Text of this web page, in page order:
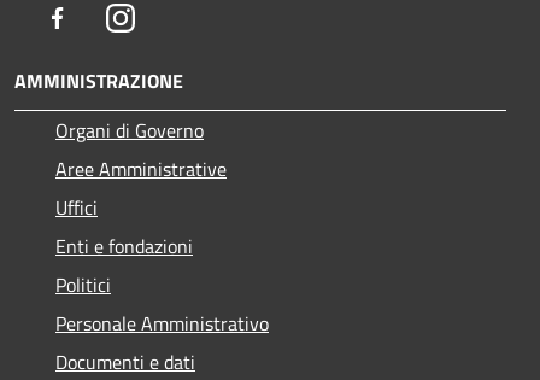
FacebookInstagram
AMMINISTRAZIONE
Organi di Governo
Aree Amministrative
Uffici
Enti e fondazioni
Politici
Personale Amministrativo
Documenti e dati